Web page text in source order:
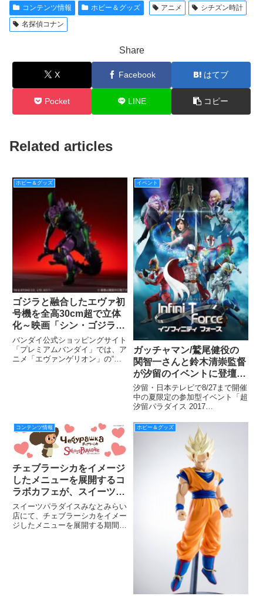
コンテンツ情報 ホビー＆グッズ アニメ
シチズン時計
名探偵コナン
Share
X Facebook はてブ
Pocket LINE コピー
Related articles
ホビー＆グッズ
ゴジラと融合したエヴァ初
号機を全高30cm超で立体
化～映画「シン・ゴジラ」
公開記念 “ゴジラ対エヴァ
ンゲリオン”企画～
バンダイ公式ショッピングサイト
「プレミアムバンダイ」では、ア
ニメ「エヴァンゲリオン」の“初
イベント
ガッチャマン/鷲尾健役の
関智一さんと鈴木清崇監督
が汐留のイベントに登壇！
タツノコプロ 55 周年記念
作品 『Infini-T Force（イ
ンフィニティ フォー
ス）』映画化プロジェクト
を発表！
汐留・日本テレビで8/27まで開催
中の夏限定の参加型イベント「超
汐留パラダイス 2017
8/24「Infini-T Force 放送1ヶ月前
記念!国内最速ちょい見せ&トーク
ショー 重大発表 SP!!」と題
コンテンツ情報
チェブラーシカをイメージ
したメニューを展開するコ
ラボカフェが、スイーツパ
ラダイスみなとみらい店に
て期間限定開催！
スイーツパラダイスみなとみらい
店にて、チェブラーシカをイメー
ジしたメニューを展開する期間限
ホビー＆グッズ